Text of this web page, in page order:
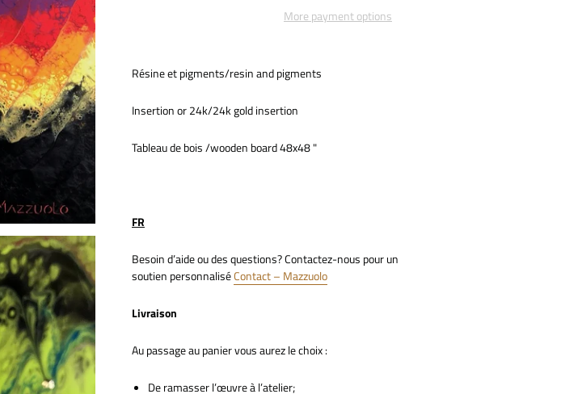
More payment options
Résine et pigments/resin and pigments
Insertion or 24k/24k gold insertion
Tableau de bois /wooden board 48x48 "
FR
Besoin d’aide ou des questions? Contactez-nous pour un
soutien personnaliséContact – Mazzuolo
Livraison
Au passage au panier vous aurez le choix :
De ramasser l’œuvre à l’atelier;